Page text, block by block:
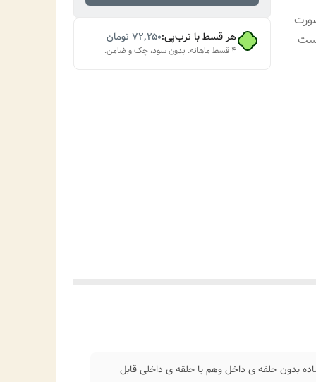
هر قسط با ترب‌پی:۷۲٬۲۵۰ تومان
۴ قسط ماهانه. بدون سود، چک و ضامن.
بدون حلقه ی داخل وهم با حلقه ی داخلی قابل